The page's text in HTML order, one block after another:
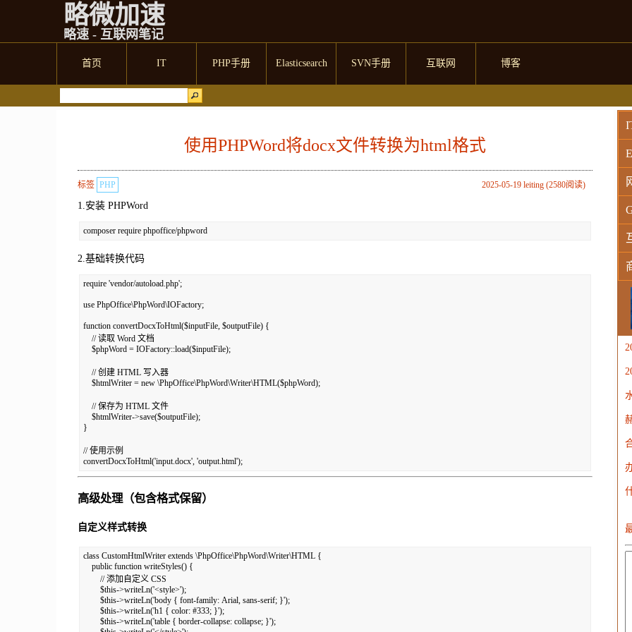
略微加速
略速 - 互联网笔记
首页 IT PHP手册 Elasticsearch SVN手册 互联网 博客
使用PHPWord将docx文件转换为html格式
2025-05-19 leiting (2580阅读)
标签 PHP
1.安装 PHPWord
composer require phpoffice/phpword
2.基础转换代码
require 'vendor/autoload.php';
use PhpOffice\PhpWord\IOFactory;
function convertDocxToHtml($inputFile, $outputFile) {
// 读取 Word 文档
$phpWord = IOFactory::load($inputFile);
// 创建 HTML 写入器
$htmlWriter = new \PhpOffice\PhpWord\Writer\HTML($phpWord);
// 保存为 HTML 文件
$htmlWriter->save($outputFile);
}
// 使用示例
convertDocxToHtml('input.docx', 'output.html');
高级处理（包含格式保留）
自定义样式转换
class CustomHtmlWriter extends \PhpOffice\PhpWord\Writer\HTML {
public function writeStyles() {
// 添加自定义 CSS
$this->writeLn('<style>');
$this->writeLn('body { font-family: Arial, sans-serif; }');
$this->writeLn('h1 { color: #333; }');
$this->writeLn('table { border-collapse: collapse; }');